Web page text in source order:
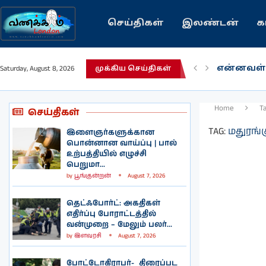
செய்திகள் இலண்டன்
Saturday, August 8, 2026 முக்கிய செய்திகள்
என்னவள்!
செய்திகள்
இளைஞர்களுக்கான
பொன்னான வாய்ப்பு | பால்
உற்பத்தியில் எழுச்சி
பெறுமா...
by பூங்குன்றன் August 7, 2026
தெட்ஃபோர்ட்: அகதிகள்
எதிர்ப்பு போராட்டத்தில்
வன்முறை – மேலும் பலர்...
by இளவரசி August 7, 2026
போட்டோகிராபர்- ‌ திரைப்பட
Home
TAG: